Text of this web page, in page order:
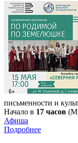
письменности и
Начало в 17 часов
Афиша
Подробнее